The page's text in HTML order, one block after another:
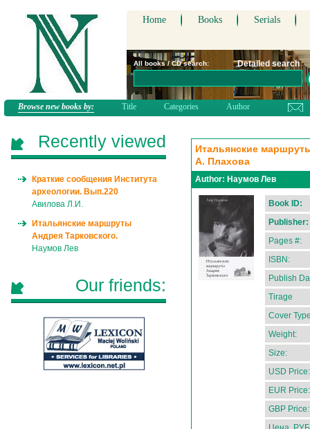
Home Books Serials
All books / CD search: Detailed search
Browse new books by: Title Categories Author
Итальянские
А. Плахова
Author: Наумов Лев
Book ID:
Publisher:
Pages #:
ISBN:
Publish
Tirage
Cover
Weight:
Size:
USD Price:
EUR Price:
GBP Price:
Recently viewed
Краткие сообщения Института
археологии. Вып.220
Авилова Л.И.
Итальянские маршруты
Андрея Тарковского.
Наумов Лев
Our friends: